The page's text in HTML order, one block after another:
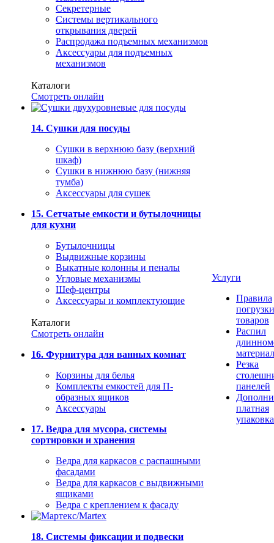
Секретерные
Системы вертикального
открывания дверей
Распродажа подъемных механизмов
Аксессуары для подъемных
механизмов
Каталоги
Смотреть онлайн
14. Сушки для посуды
Сушки в верхнюю базу (верхний
шкаф)
Сушки в нижнюю базу (нижняя
тумба)
Аксессуары для сушек
15. Сетчатые емкости и бутылочницы
для кухни
Бутылочницы
Выдвижные корзины
Выкатные колонны и пеналы
Угловые механизмы
Шеф-центры
Аксессуары и комплектующие
Каталоги
Смотреть онлайн
16. Фурнитура для ванных комнат
Корзины для белья
Комплекты емкостей для П-
образных ящиков
Аксессуары
17. Ведра для мусора, системы
сортировки и хранения
Ведра для каркасов с распашными
фасадами
Ведра для каркасов с выдвижными
ящиками
Ведра с креплением к фасаду
18. Системы фиксации и подвески
Услуги
Правила
погрузки
товаров
Распил
Резка
панелей
платная
упаковка